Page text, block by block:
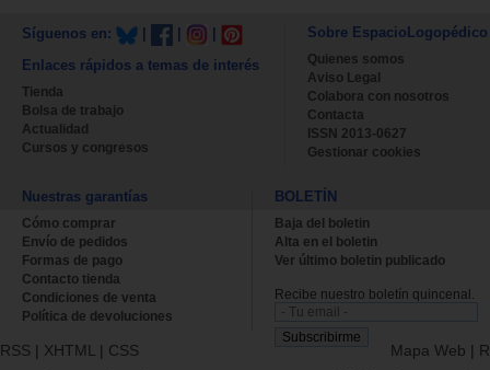
Síguenos en:
Enlaces rápidos a temas de interés
Tienda
Bolsa de trabajo
Actualidad
Cursos y congresos
Sobre EspacioLogopédico
Quienes somos
Aviso Legal
Colabora con nosotros
Contacta
ISSN 2013-0627
Gestionar cookies
Nuestras garantías
Cómo comprar
Envío de pedidos
Formas de pago
Contacto tienda
Condiciones de venta
Política de devoluciones
BOLETÍN
Baja del boletin
Alta en el boletin
Ver último boletin publicado
Recibe nuestro boletín quincenal.
RSS | XHTML | CSS Mapa Web |